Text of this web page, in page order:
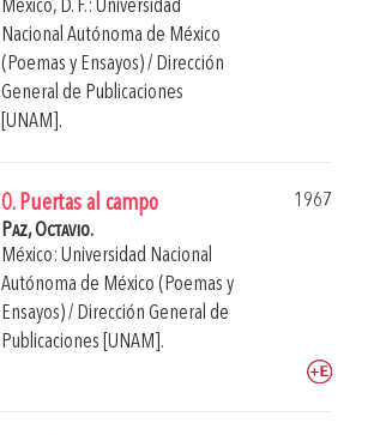
México, D. F.: Universidad
Nacional Autónoma de México
(Poemas y Ensayos) / Dirección
General de Publicaciones
[UNAM].
0. Puertas al campo
1967
Paz, Octavio.
México: Universidad Nacional
Autónoma de México (Poemas y
Ensayos) / Dirección General de
Publicaciones [UNAM].